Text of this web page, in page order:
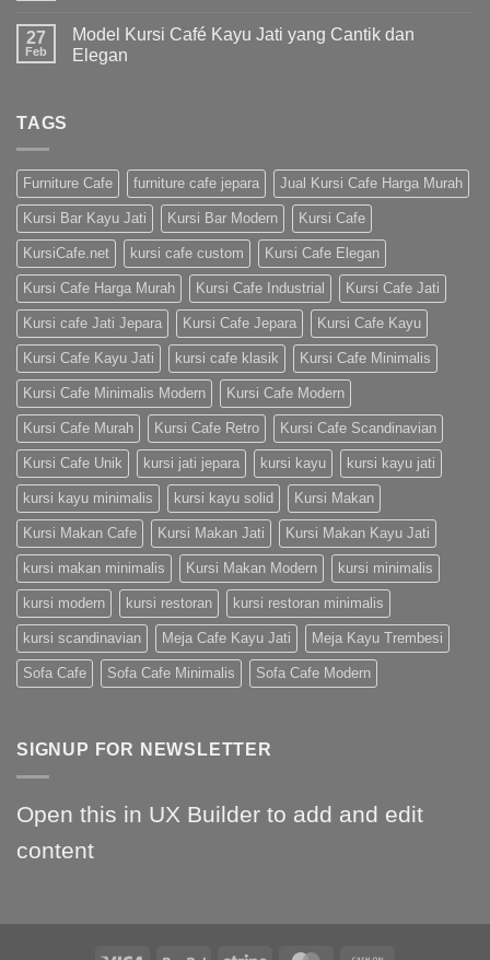
27
Feb
Model Kursi Café Kayu Jati yang Cantik dan
Elegan
TAGS
Furniture Cafe furniture cafe jepara Jual Kursi Cafe Harga Murah
Kursi Bar Kayu Jati Kursi Bar Modern Kursi Cafe
KursiCafe.net kursi cafe custom Kursi Cafe Elegan
Kursi Cafe Harga Murah Kursi Cafe Industrial Kursi Cafe Jati
Kursi cafe Jati Jepara Kursi Cafe Jepara Kursi Cafe Kayu
Kursi Cafe Kayu Jati kursi cafe klasik Kursi Cafe Minimalis
Kursi Cafe Minimalis Modern Kursi Cafe Modern
Kursi Cafe Murah Kursi Cafe Retro Kursi Cafe Scandinavian
Kursi Cafe Unik kursi jati jepara kursi kayu kursi kayu jati
kursi kayu minimalis kursi kayu solid Kursi Makan
Kursi Makan Cafe Kursi Makan Jati Kursi Makan Kayu Jati
kursi makan minimalis Kursi Makan Modern kursi minimalis
kursi modern kursi restoran kursi restoran minimalis
kursi scandinavian Meja Cafe Kayu Jati Meja Kayu Trembesi
Sofa Cafe Sofa Cafe Minimalis Sofa Cafe Modern
SIGNUP FOR NEWSLETTER
Open this in UX Builder to add and edit
content